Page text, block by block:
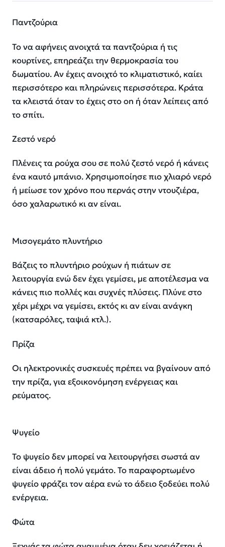
Παντζούρια
Το να αφήνεις ανοιχτά τα παντζούρια ή τις
κουρτίνες, επηρεάζει την θερμοκρασία του
δωματίου. Αν έχεις ανοιχτό το κλιματιστικό, καίει
περισσότερο και πληρώνεις περισσότερα. Κράτα
τα κλειστά όταν το έχεις στο on ή όταν λείπεις από
το σπίτι.
Ζεστό νερό
Πλένεις τα ρούχα σου σε πολύ ζεστό νερό ή κάνεις
ένα καυτό μπάνιο. Χρησιμοποίησε πιο χλιαρό νερό
ή μείωσε τον χρόνο που περνάς στην ντουζιέρα,
όσο χαλαρωτικό κι αν είναι.
Μισογεμάτο πλυντήριο
Βάζεις το πλυντήριο ρούχων ή πιάτων σε
λειτουργία ενώ δεν έχει γεμίσει, με αποτέλεσμα να
κάνεις πιο πολλές και συχνές πλύσεις. Πλύνε στο
χέρι μέχρι να γεμίσει, εκτός κι αν είναι ανάγκη
(κατσαρόλες, ταψιά κτλ.).
Πρίζα
Οι ηλεκτρονικές συσκευές πρέπει να βγαίνουν από
την πρίζα, για εξοικονόμηση ενέργειας και
ρεύματος.
Ψυγείο
Το ψυγείο δεν μπορεί να λειτουργήσει σωστά αν
είναι άδειο ή πολύ γεμάτο. Το παραφορτωμένο
ψυγείο φράζει τον αέρα ενώ το άδειο ξοδεύει πολύ
ενέργεια.
Φώτα